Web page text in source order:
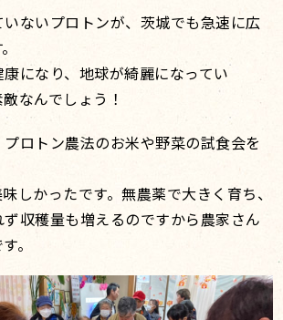
ないプロトンが、茨城でも急速に広
になり、地球が綺麗になってい
なんでしょう！
ロトン農法のお米や野菜の試食会を
しかったです。無農薬で大きく育ち、
収穫量も増えるのですから農家さん
。